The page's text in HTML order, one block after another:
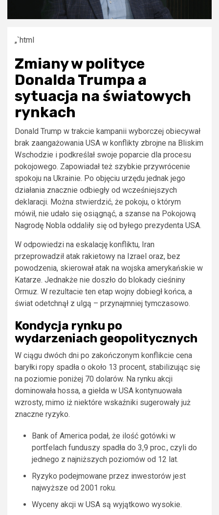
„`html
Zmiany w polityce
Donalda Trumpa a
sytuacja na światowych
rynkach
Donald Trump w trakcie kampanii wyborczej obiecywał
brak zaangażowania USA w konflikty zbrojne na Bliskim
Wschodzie i podkreślał swoje poparcie dla procesu
pokojowego. Zapowiadał też szybkie przywrócenie
spokoju na Ukrainie. Po objęciu urzędu jednak jego
działania znacznie odbiegły od wcześniejszych
deklaracji. Można stwierdzić, że pokoju, o którym
mówił, nie udało się osiągnąć, a szanse na Pokojową
Nagrodę Nobla oddaliły się od byłego prezydenta USA.
W odpowiedzi na eskalację konfliktu, Iran
przeprowadził atak rakietowy na Izrael oraz, bez
powodzenia, skierował atak na wojska amerykańskie w
Katarze. Jednakże nie doszło do blokady cieśniny
Ormuz. W rezultacie ten etap wojny dobiegł końca, a
świat odetchnął z ulgą – przynajmniej tymczasowo.
Kondycja rynku po
wydarzeniach geopolitycznych
W ciągu dwóch dni po zakończonym konflikcie cena
baryłki ropy spadła o około 13 procent, stabilizując się
na poziomie poniżej 70 dolarów. Na rynku akcji
dominowała hossa, a giełda w USA kontynuowała
wzrosty, mimo iż niektóre wskaźniki sugerowały już
znaczne ryzyko.
Bank of America podał, że ilość gotówki w
portfelach funduszy spadła do 3,9 proc., czyli do
jednego z najniższych poziomów od 12 lat.
Ryzyko podejmowane przez inwestorów jest
najwyższe od 2001 roku.
Wyceny akcji w USA są wyjątkowo wysokie.